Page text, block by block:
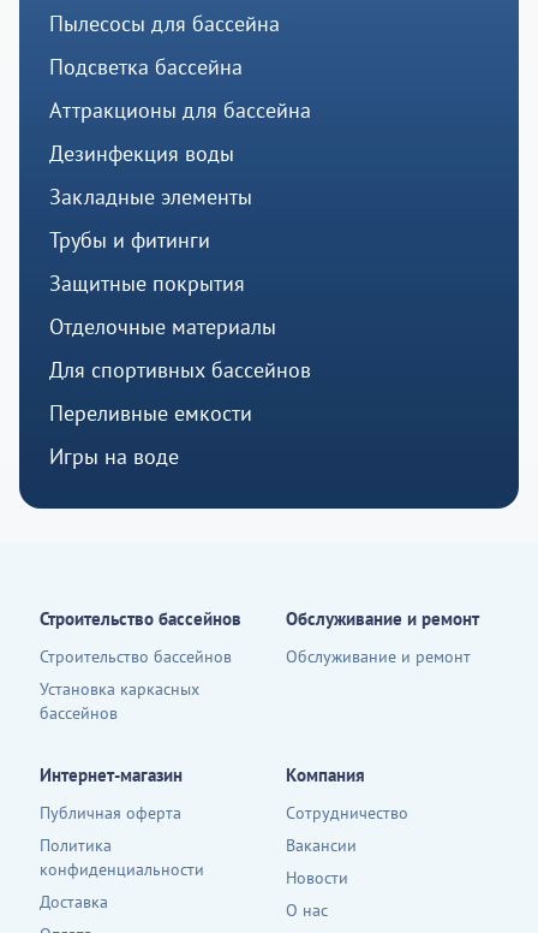
Пылесосы для бассейна
Подсветка бассейна
Аттракционы для бассейна
Дезинфекция воды
Закладные элементы
Трубы и фитинги
Защитные покрытия
Отделочные материалы
Для спортивных бассейнов
Переливные емкости
Игры на воде
Строительство бассейнов
Строительство бассейнов
Установка каркасных
бассейнов
Обслуживание и ремонт
Обслуживание и ремонт
Интернет-магазин
Публичная оферта
Политика
конфиденциальности
Доставка
Компания
Сотрудничество
Вакансии
Новости
О нас